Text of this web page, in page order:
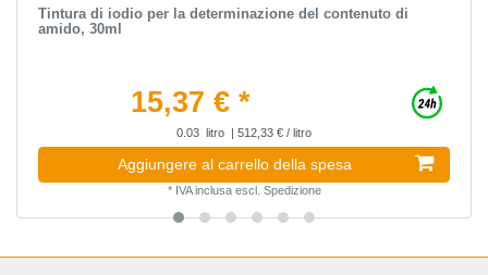
Tintura di iodio per la determinazione del contenuto di
amido, 30ml
15,37 € *
0.03 litro | 512,33 € / litro
Aggiungere al carrello della spesa
* IVA inclusaescl. Spedizione